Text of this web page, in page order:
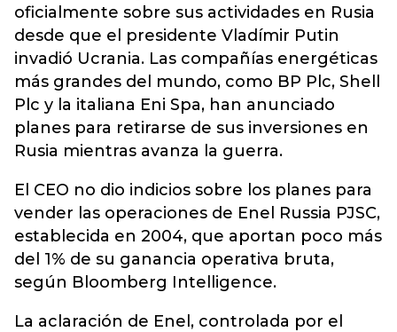
oficialmente sobre sus actividades en Rusia
desde que el presidente Vladímir Putin
invadió Ucrania. Las compañías energéticas
más grandes del mundo, como BP Plc, Shell
Plc y la italiana Eni Spa, han anunciado
planes para retirarse de sus inversiones en
Rusia mientras avanza la guerra.
El CEO no dio indicios sobre los planes para
vender las operaciones de Enel Russia PJSC,
establecida en 2004, que aportan poco más
del 1% de su ganancia operativa bruta,
según Bloomberg Intelligence.
La aclaración de Enel, controlada por el